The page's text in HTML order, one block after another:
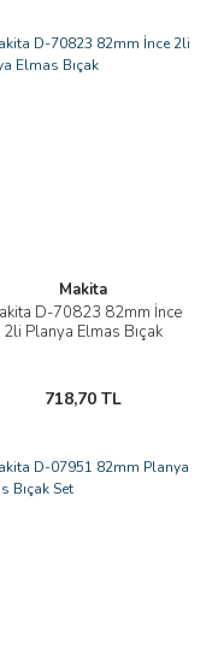
Makita
D-70823 82mm İnce
2li Planya Elmas Bıçak
718,70 TL